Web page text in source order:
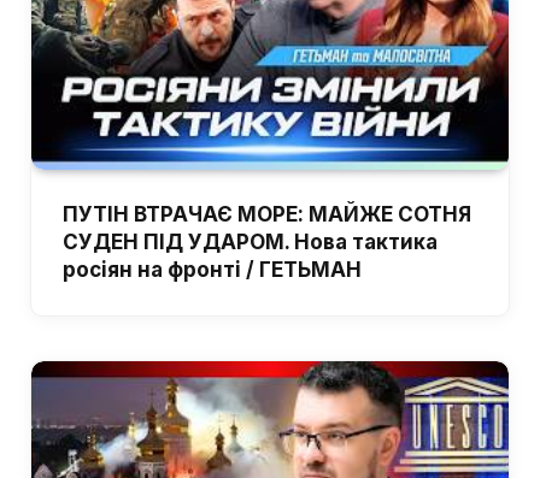
ПУТІН ВТРАЧАЄ МОРЕ: МАЙЖЕ СОТНЯ
СУДЕН ПІД УДАРОМ. Нова тактика
росіян на фронті / ГЕТЬМАН